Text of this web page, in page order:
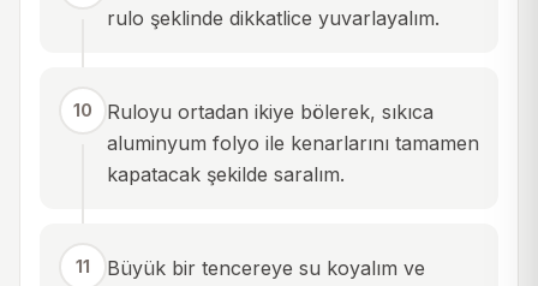
rulo şeklinde dikkatlice yuvarlayalım.
10
Ruloyu ortadan ikiye bölerek, sıkıca
aluminyum folyo ile kenarlarını tamamen
kapatacak şekilde saralım.
11
Büyük bir tencereye su koyalım ve